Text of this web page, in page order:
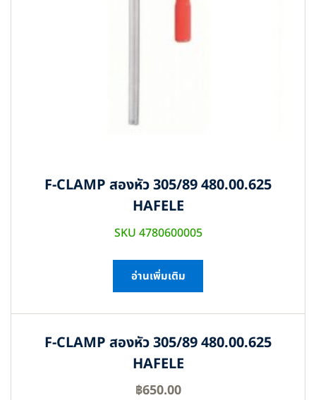
F-CLAMP สองหัว 305/89 480.00.625
HAFELE
SKU 4780600005
อ่านเพิ่มเติม
F-CLAMP สองหัว 305/89 480.00.625
HAFELE
฿650.00